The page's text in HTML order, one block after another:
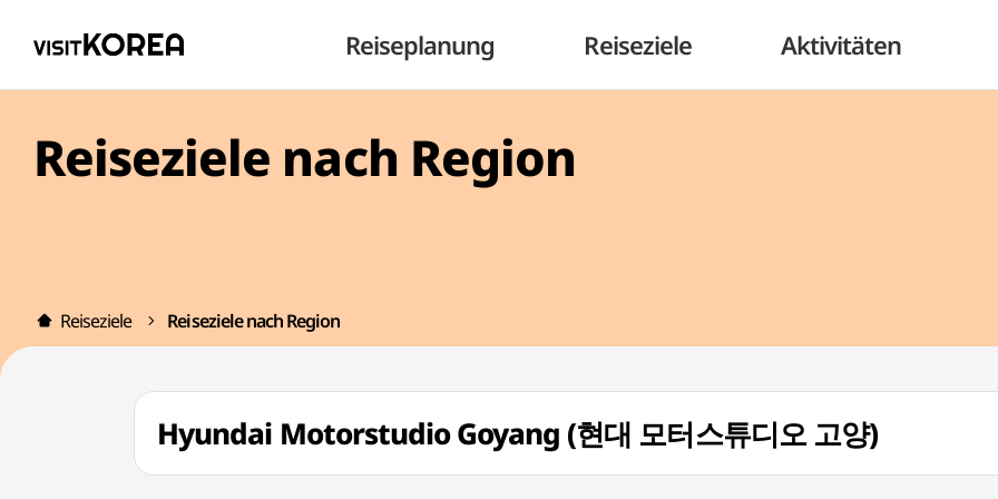
Reiseplanung Reiseziele Aktivitäten
Reiseziele nach Region
Reiseziele Reiseziele nach Region
Hyundai Motorstudio Goyang (현대 모터스튜디오 고양)